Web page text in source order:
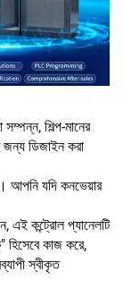
শিল্প-মানের
জন্য ডিজাইন করা
আপনি যদি কনভেয়ার
এই কন্ট্রোল প্যানেলটি
হিসেবে কাজ করে,
স্বীকৃত